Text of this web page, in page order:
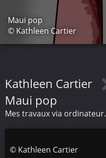
Maui pop
© Kathleen Cartier
Kathleen Cartier
Maui pop
Mes travaux via ordinateur.
© Kathleen Cartier